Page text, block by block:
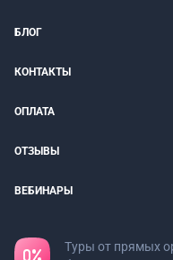
БЛОГ
КОНТАКТЫ
ОПЛАТА
ОТЗЫВЫ
ВЕБИНАРЫ
Туры от прямых